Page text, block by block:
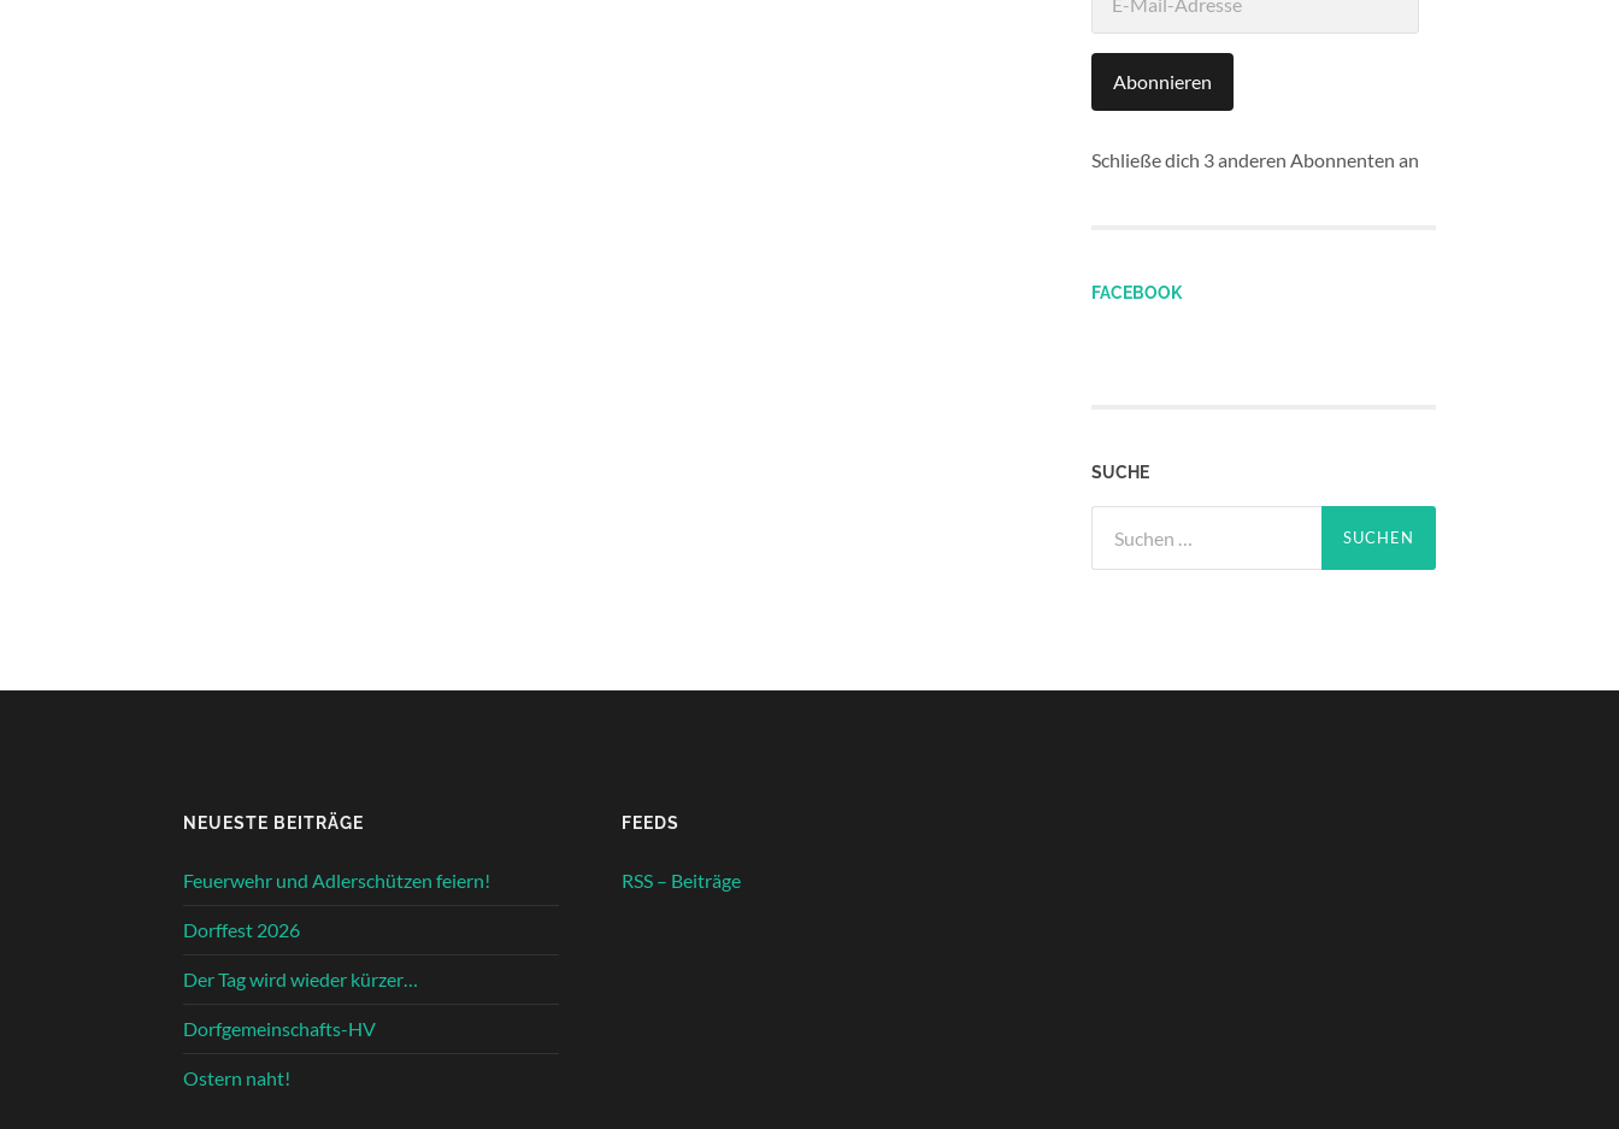
Mail-
Abonnieren
Schließe dich 3 anderen Abonnenten an
FACEBOOK
SUCHE
nach:
NEUESTE BEITRÄGE
Feuerwehr und Adlerschützen feiern!
Dorffest 2026
Der Tag wird wieder kürzer…
Dorfgemeinschafts-HV
Ostern naht!
FEEDS
RSS – Beiträge